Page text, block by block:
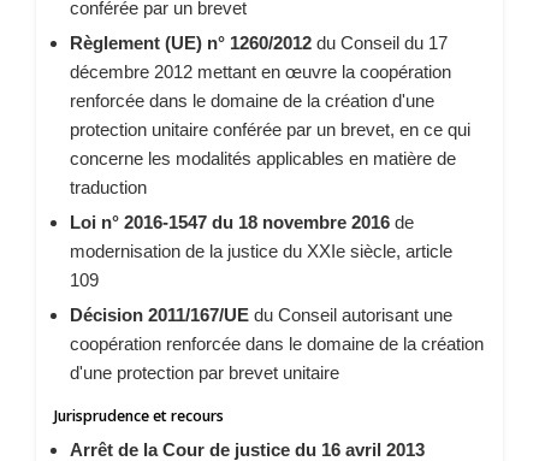
conférée par un brevet
Règlement (UE) n° 1260/2012du Conseil du 17
décembre 2012 mettant en œuvre la coopération
renforcée dans le domaine de la création d'une
protection unitaire conférée par un brevet, en ce qui
concerne les modalités applicables en matière de
traduction
Loi n° 2016-1547 du 18 novembre 2016de
modernisation de la justice du XXIe siècle, article
109
Décision 2011/167/UEdu Conseil autorisant une
coopération renforcée dans le domaine de la création
d'une protection par brevet unitaire
Jurisprudence et recours
Arrêt de la Cour de justice du 16 avril 2013